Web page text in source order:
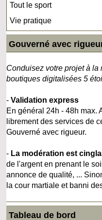
Tout le sport
Vie pratique
Gouverné avec
Conduisez votre projet à
boutiques digitalisées 5
-Validation express
En général 24h - 48h max.
librement des services de
Gouverné avec rigueur.
- La modération est
de l'argent en prenant le
annonce de qualité, ...
la cour martiale et banni
Tableau de bord